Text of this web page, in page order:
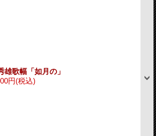
雄歌幅「如月の」
円(税込)